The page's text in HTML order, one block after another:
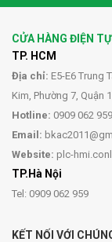
CỬA HÀNG ĐIỆN
TP. HCM
Địa chỉ: E5-E6 Trung
Kim, Phường 7, Quận
Hotline: 0909 062
Email:
Website: plc-
TP.Hà Nội
Tel: 0909 062 959
KẾT NỐI VỚI